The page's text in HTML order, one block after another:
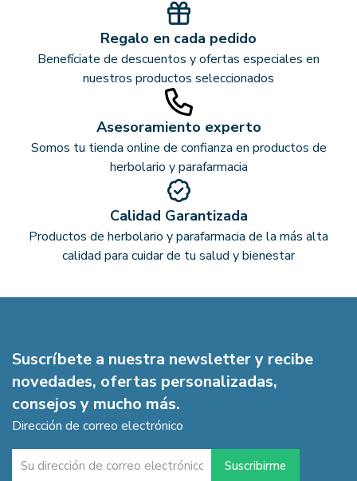
Regalo en cada pedido
Benefíciate de descuentos y ofertas especiales en
nuestros productos seleccionados
Asesoramiento experto
Somos tu tienda online de confianza en productos de
herbolario y parafarmacia
Calidad Garantizada
Productos de herbolario y parafarmacia de la más alta
calidad para cuidar de tu salud y bienestar
Suscríbete a nuestra newsletter y recibe
novedades, ofertas personalizadas,
consejos y mucho más.
Dirección de correo electrónico